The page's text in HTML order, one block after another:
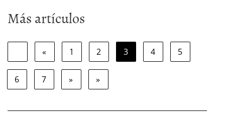
Más artículos
« 1 2 3 4 5
6 7 » »